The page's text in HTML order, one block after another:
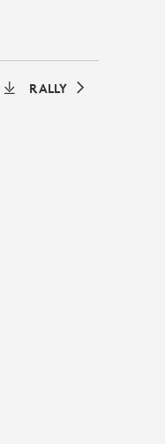
RALLY